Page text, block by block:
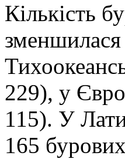
Кількість
229), у
115). У
165